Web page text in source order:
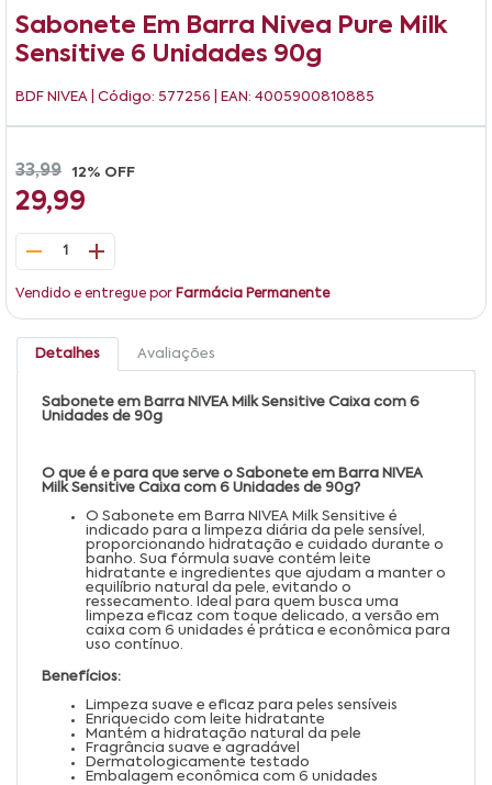
Sabonete Em Barra Nivea Pure Milk
Sensitive 6 Unidades 90g
BDF NIVEA | Código: 577256 | EAN: 4005900810885
33,99 12% OFF
29,99
1
Vendido e entregue por Farmácia Permanente
Detalhes Avaliações
Sabonete em Barra NIVEA Milk Sensitive Caixa com 6
Unidades de 90g
O que é e para que serve o Sabonete em Barra NIVEA
Milk Sensitive Caixa com 6 Unidades de 90g?
O Sabonete em Barra NIVEA Milk Sensitive é
indicado para a limpeza diária da pele sensível,
proporcionando hidratação e cuidado durante o
banho. Sua fórmula suave contém leite
hidratante e ingredientes que ajudam a manter o
equilíbrio natural da pele, evitando o
ressecamento. Ideal para quem busca uma
limpeza eficaz com toque delicado, a versão em
caixa com 6 unidades é prática e econômica para
uso contínuo.
Benefícios:
Limpeza suave e eficaz para peles sensíveis
Enriquecido com leite hidratante
Mantém a hidratação natural da pele
Fragrância suave e agradável
Dermatologicamente testado
Embalagem econômica com 6 unidades